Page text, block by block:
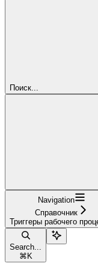
Поиск...
Navigation
Справочник
Триггеры рабочего
Search...
⌘ K